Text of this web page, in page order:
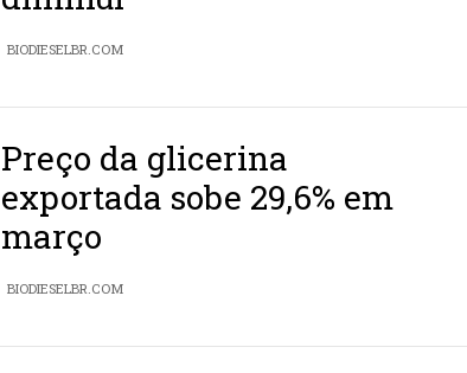
BIODIESELBR.COM
Preço da glicerina
exportada sobe 29,6% em
março
BIODIESELBR.COM